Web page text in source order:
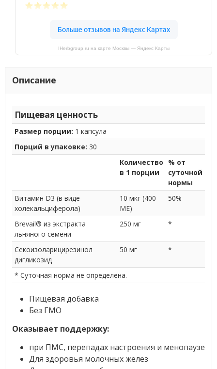
IHerbgroup.ru на карте Москвы — Яндекс Карты
Описание
Пищевая ценность
Размер порции: 1 капсула
Порций в упаковке: 30
Количество
в 1 порции
% от
суточной
нормы
Витамин D3 (в виде
холекальциферола)
10 мкг (400
МЕ)
50%
Brevail® из экстракта
льняного семени
250 мг *
Секоизоларицирезинол
дигликозид
50 мг *
* Суточная норма не определена.
Пищевая добавка
Без ГМО
Оказывает поддержку:
при ПМС, перепадах настроения и менопаузе
Для здоровья молочных желез